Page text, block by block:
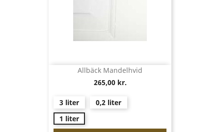
Allbäck Mandelhvid
265,00 kr.
3 liter
0,2 liter
1 liter